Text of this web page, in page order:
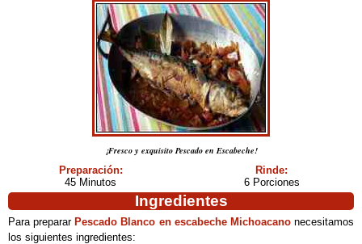
¡Fresco y exquisito Pescado en Escabeche!
Preparación:
45 Minutos
Rinde:
6 Porciones
Ingredientes
Para preparar Pescado Blanco en escabeche Michoacanonecesitamos
los siguientes ingredientes: